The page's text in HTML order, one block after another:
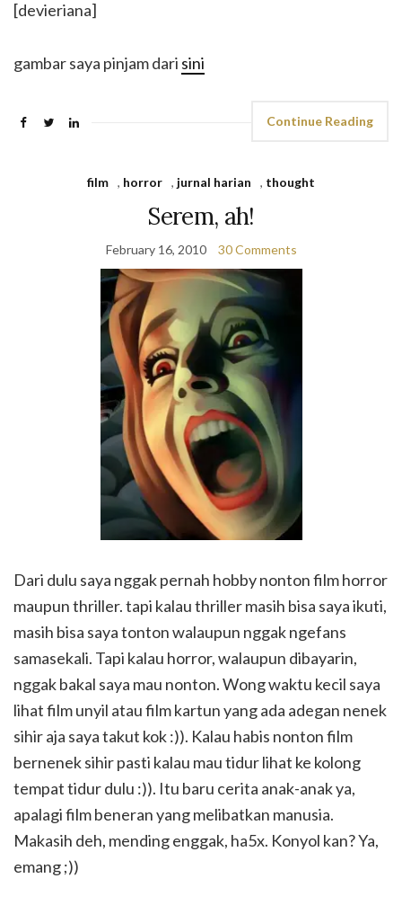
[devieriana]
gambar saya pinjam dari sini
Continue Reading
film , horror , jurnal harian , thought
Serem, ah!
February 16, 2010 30 Comments
Dari dulu saya nggak pernah hobby nonton film horror
maupun thriller. tapi kalau thriller masih bisa saya ikuti,
masih bisa saya tonton walaupun nggak ngefans
samasekali. Tapi kalau horror, walaupun dibayarin,
nggak bakal saya mau nonton. Wong waktu kecil saya
lihat film unyil atau film kartun yang ada adegan nenek
sihir aja saya takut kok :)). Kalau habis nonton film
bernenek sihir pasti kalau mau tidur lihat ke kolong
tempat tidur dulu :)). Itu baru cerita anak-anak ya,
apalagi film beneran yang melibatkan manusia.
Makasih deh, mending enggak, ha5x. Konyol kan? Ya,
emang ;))